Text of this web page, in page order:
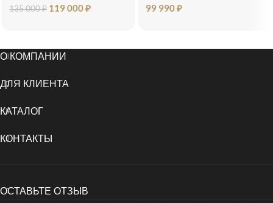
135 000₽ 119 000₽ 99 990₽
О КОМПАНИИ
ДЛЯ КЛИЕНТА
КАТАЛОГ
КОНТАКТЫ
ОСТАВЬТЕ ОТЗЫВ